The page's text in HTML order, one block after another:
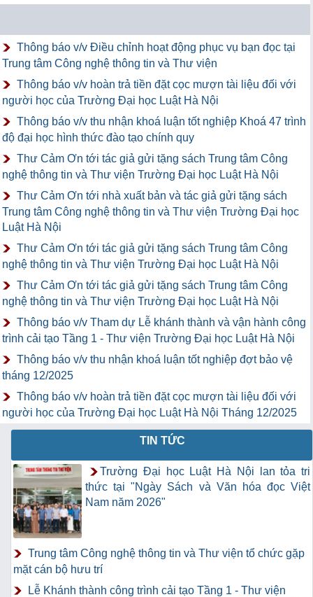
Thông báo v/v Điều chỉnh hoạt động phục vụ bạn đọc tại
Trung tâm Công nghệ thông tin và Thư viện
Thông báo v/v hoàn trả tiền đặt cọc mượn tài liệu đối với
người học của Trường Đại học Luật Hà Nội
Thông báo v/v thu nhận khoá luận tốt nghiệp Khoá 47 trình
độ đại học hình thức đào tạo chính quy
Thư Cảm Ơn tới tác giả gửi tặng sách Trung tâm Công
nghệ thông tin và Thư viện Trường Đại học Luật Hà Nội
Thư Cảm Ơn tới nhà xuất bản và tác giả gửi tặng sách
Trung tâm Công nghệ thông tin và Thư viện Trường Đại học
Luật Hà Nội
Thư Cảm Ơn tới tác giả gửi tặng sách Trung tâm Công
nghệ thông tin và Thư viện Trường Đại học Luật Hà Nội
Thư Cảm Ơn tới tác giả gửi tặng sách Trung tâm Công
nghệ thông tin và Thư viện Trường Đại học Luật Hà Nội
Thông báo v/v Tham dự Lễ khánh thành và vận hành công
trình cải tạo Tầng 1 - Thư viện Trường Đại học Luật Hà Nội
Thông báo v/v thu nhận khoá luận tốt nghiệp đợt bảo vệ
tháng 12/2025
Thông báo v/v hoàn trả tiền đặt cọc mượn tài liệu đối với
người học của Trường Đại học Luật Hà Nội Tháng 12/2025
TIN TỨC
Trường Đại học Luật Hà Nội lan tỏa tri
thức tại "Ngày Sách và Văn hóa đọc Việt
Nam năm 2026"
Trung tâm Công nghệ thông tin và Thư viện tổ chức gặp
mặt cán bộ hưu trí
Lễ Khánh thành công trình cải tạo Tầng 1 - Thư viện